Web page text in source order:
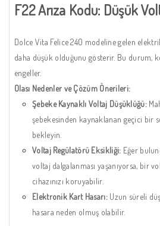
F22 Arıza Kodu: Düşük
Dolce Vita Felice 240 modeline gelen
daha düşük olduğunu gösterir. Bu durum,
engeller.
Olası Nedenler ve Çözüm Önerileri:
Şebeke Kaynaklı Voltaj Düşüklüğü:
şebekesinden kaynaklanan geçici bir
bekleyin.
Voltaj Regülatörü Eksikliği: Eğer
voltaj dalgalanması yaşanıyorsa, bir
cihazınızı koruyabilir.
Elektronik Kart Hasarı:Uzun süreli
hasara neden olmuş olabilir.